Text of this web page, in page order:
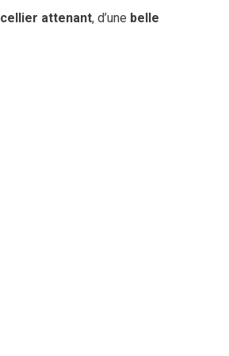
cellier attenant, d’une belle